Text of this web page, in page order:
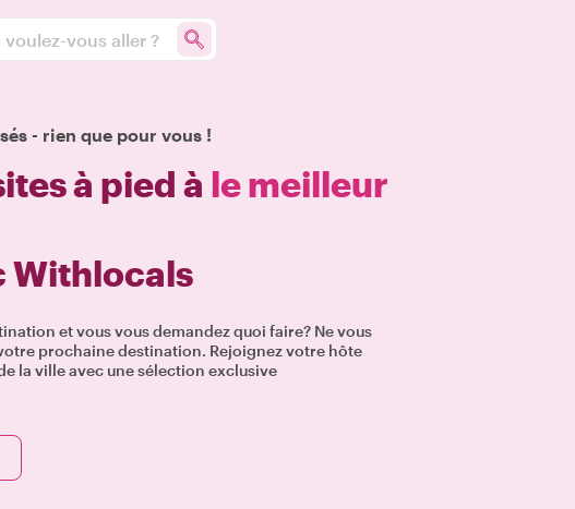
voulez-vous aller ?
- rien que pour vous !
à pied à le meilleur
Withlocals
et vous vous demandez quoi faire? Ne vous
prochaine destination. Rejoignez votre hôte
la ville avec une sélection exclusive